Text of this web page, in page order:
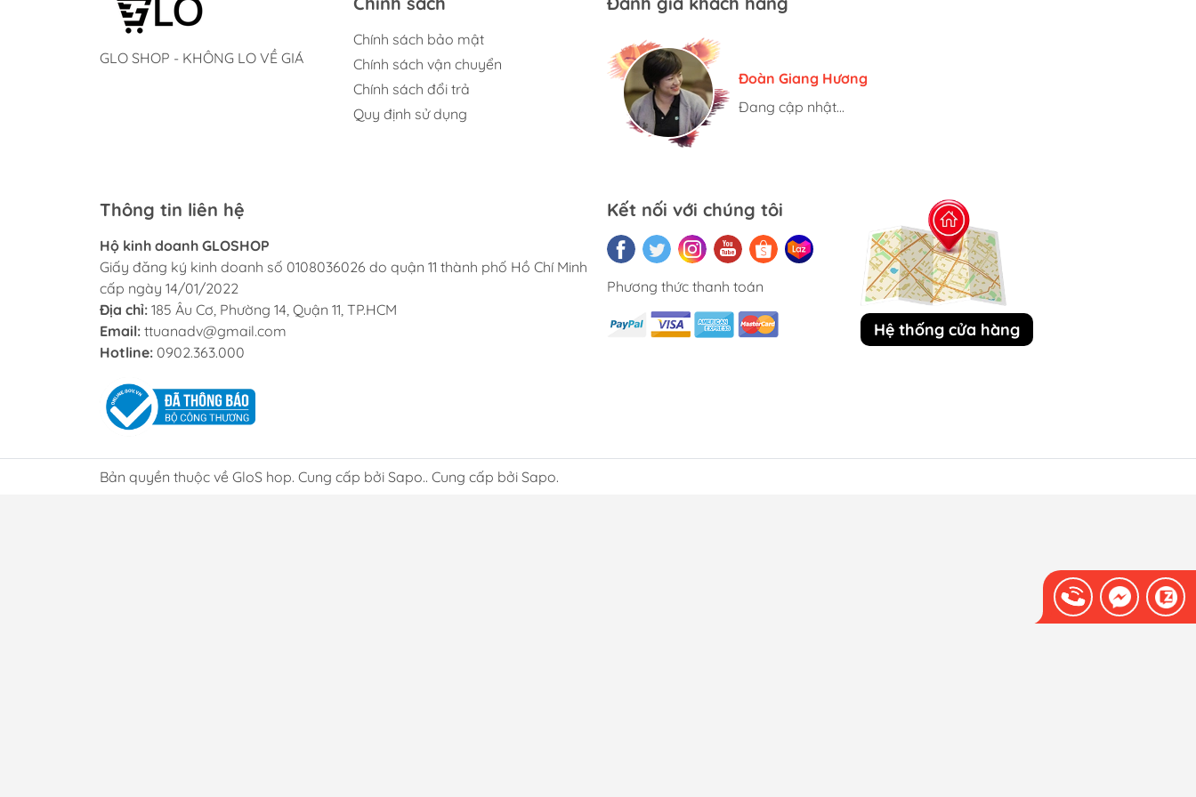
GLO SHOP - KHÔNG LO VỀ GIÁ
Chính sách bảo mật
Chính sách vận chuyển
Chính sách đổi trả
Quy định sử dụng
Hương Suri
Đang cập nhật...
Đoàn Giang Hương
Đang cập nhật...
Ngọc Anh
Đang cập nhật...
Thông tin liên hệ
Hộ kinh doanh GLOSHOP
Giấy đăng ký kinh doanh số 0108036026 do quận 11 thành phố Hồ Chí Minh
cấp ngày 14/01/2022
Địa chỉ: 185 Âu Cơ, Phường 14, Quận 11, TP.HCM
Email: ttuanadv@gmail.com
Hotline: 0902.363.000
Kết nối với chúng tôi
Phương thức thanh toán
Hệ thống cửa hàng
Bản quyền thuộc về GloS hop. Cung cấp bởi Sapo.. Cung cấp bởi Sapo.